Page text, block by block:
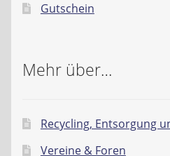
Gutschein
Mehr über…
Recycling, Entsorgung
Vereine & Foren